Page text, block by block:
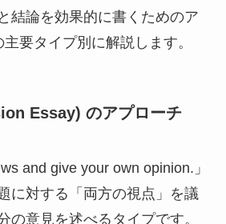
結論を効果的に書くためのア
要タイプ別に解説します。
Essay) のアプローチ
and give your own opinion.」
に対する「両方の視点」を議
の意見を述べるタイプです。